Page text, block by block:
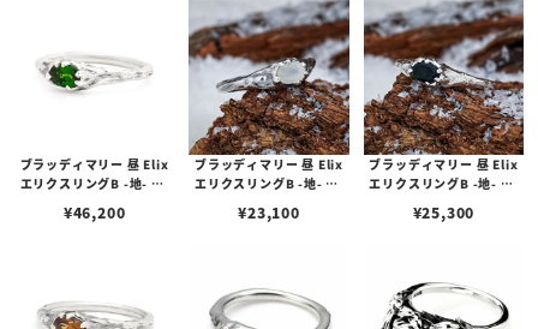
ブラッディマリー 昼 Elix
エリクスリングB -地- w/
¥46,200
ブラッディマリー 昼 Elix
エリクスリングB -地- w/
¥23,100
ブラッディマリー 昼 Elix
エリクスリングB -地- w/
¥25,300